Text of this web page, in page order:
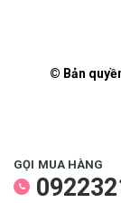
© Bản
GỌI MUA HÀNG